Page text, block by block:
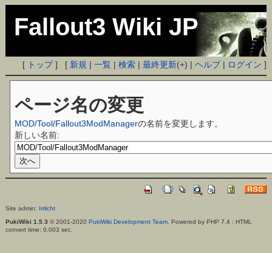
Fallout3 Wiki JP
[ トップ] [ 新規 |一覧 |検索 |最終更新(+) |ヘルプ| ログイン ]
ページ名の変更
MOD/Tool/Fallout3ModManagerの名前を変更します。
新しい名前:
Site admin: Irrlicht
PukiWiki 1.5.3 © 2001-2020 PukiWiki Development Team. Powered by PHP 7.4 : HTML
convert time: 0.003 sec.